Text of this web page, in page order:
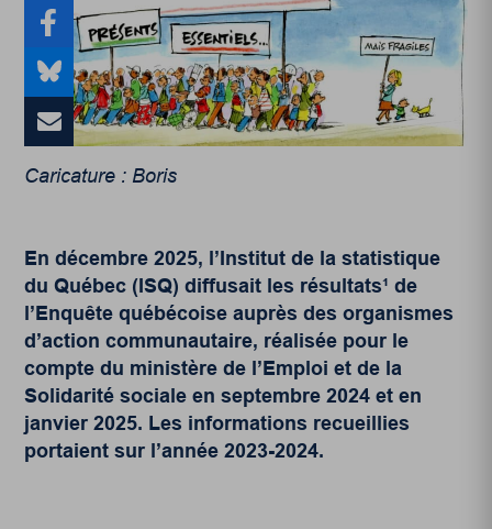
Caricature : Boris
En décembre 2025, l’Institut de la statistique
du Québec (ISQ) diffusait les résultats¹ de
l’Enquête québécoise auprès des organismes
d’action communautaire, réalisée pour le
compte du ministère de l’Emploi et de la
Solidarité sociale en septembre 2024 et en
janvier 2025. Les informations recueillies
portaient sur l’année 2023-2024.